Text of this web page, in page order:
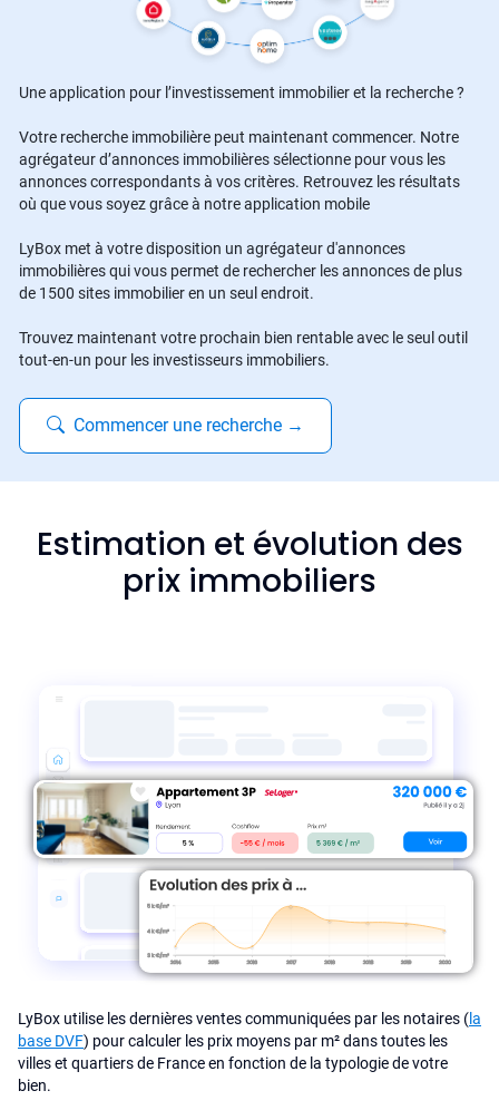
Une application pour l’investissement immobilier et la recherche ?
Votre recherche immobilière peut maintenant commencer. Notre
agrégateur d’annonces immobilières sélectionne pour vous les
annonces correspondants à vos critères. Retrouvez les résultats
où que vous soyez grâce à notre application mobile
LyBox met à votre disposition un agrégateur d'annonces
immobilières qui vous permet de rechercher les annonces de plus
de 1500 sites immobilier en un seul endroit.
Trouvez maintenant votre prochain bien rentable avec le seul outil
tout-en-un pour les investisseurs immobiliers.
Commencer une recherche →
Estimation et évolution des
prix immobiliers
LyBox utilise les dernières ventes communiquées par les notaires (la
base DVF) pour calculer les prix moyens par m² dans toutes les
villes et quartiers de France en fonction de la typologie de votre
bien.